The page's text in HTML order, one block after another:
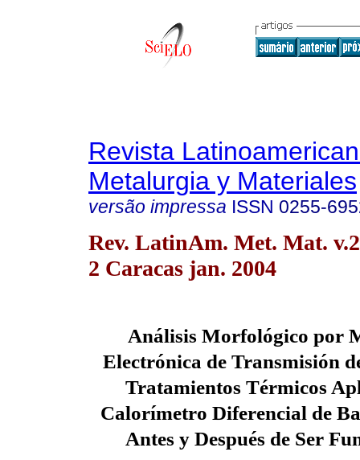
Revista
Metalurgia y Materiales
versão impressa ISSN 0255-
Rev. LatinAm. Met. Mat.
2 Caracas jan. 2004
Análisis Morfológico por
Electrónica de Transmisión
Tratamientos Térmicos
Calorímetro Diferencial de
Antes y Después de Ser